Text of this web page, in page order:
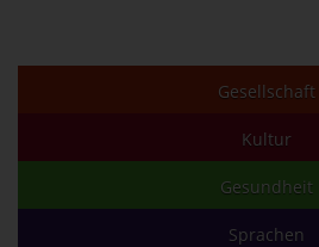
Gesellschaft
Kultur
Gesundheit
Sprachen